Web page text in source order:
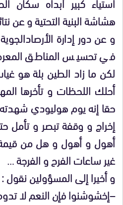
هشاشة البنية التحتية و عن
و عن دور إدارة
في تحسيس المناطق
لكن ما زاد الطين بلة هو
أحلك اللحظات و تأخرها
حقا إنه يوم هوليودي
إخراج و وقفة تبصر و تأمل
أهول و أهول و هل من
غير ساعات الفرح و الفرجة …
و أخيرا إلى المسؤولين نقول :
–إخشوشنوا فإن النعم لا